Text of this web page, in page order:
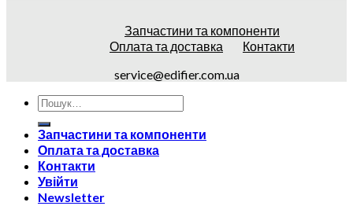
Запчастини та компоненти
Оплата та доставка
Контакти
service@edifier.com.ua
Запчастини та компоненти
Оплата та доставка
Контакти
Увійти
Newsletter